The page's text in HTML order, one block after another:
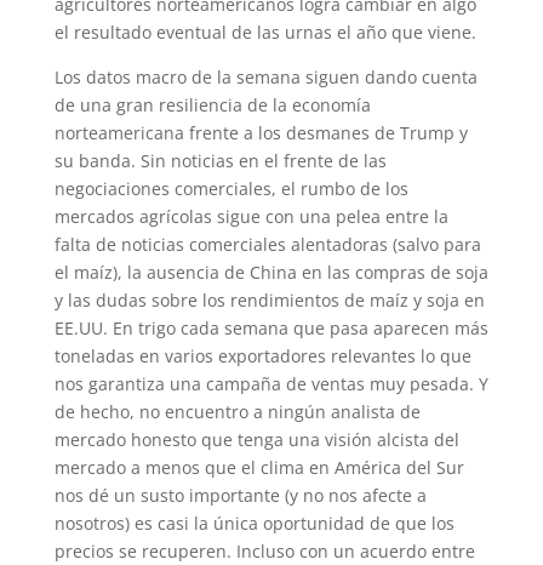
el resultado eventual de las urnas el año que viene.
Los datos macro de la semana siguen dando cuenta
de una gran resiliencia de la economía
norteamericana frente a los desmanes de Trump y
su banda. Sin noticias en el frente de las
negociaciones comerciales, el rumbo de los
mercados agrícolas sigue con una pelea entre la
falta de noticias comerciales alentadoras (salvo para
el maíz), la ausencia de China en las compras de soja
y las dudas sobre los rendimientos de maíz y soja en
EE.UU. En trigo cada semana que pasa aparecen más
toneladas en varios exportadores relevantes lo que
nos garantiza una campaña de ventas muy pesada. Y
de hecho, no encuentro a ningún analista de
mercado honesto que tenga una visión alcista del
mercado a menos que el clima en América del Sur
nos dé un susto importante (y no nos afecte a
nosotros) es casi la única oportunidad de que los
precios se recuperen. Incluso con un acuerdo entre